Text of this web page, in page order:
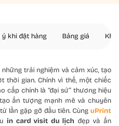
ý khi đặt hàng Bảng giá
trải nghiệm và cảm xúc, tạo
thời gian. Chính vì thế, một chiếc
cấp chính là “đại sứ” thương hiệu
ấn tượng mạnh mẽ và chuyên
lần gặp gỡ đầu tiên. Cùng uPrint
in card visit du lịch đẹp và ấn